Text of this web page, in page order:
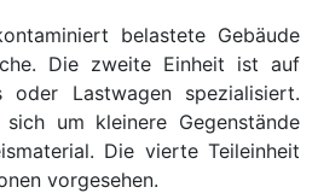
belastete Gebäude
Die zweite Einheit ist auf
oder Lastwagen spezialisiert.
um kleinere Gegenstände
Die vierte Teileinheit
vorgesehen.